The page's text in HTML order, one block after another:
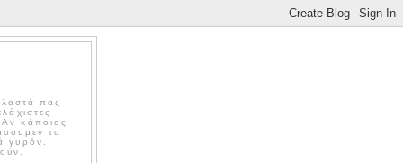
πας
κάποιος
τα
γυρόν.